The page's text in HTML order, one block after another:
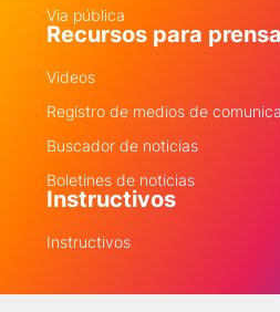
Via pública
Recursos para prensa
Videos
Registro de medios de
Buscador de noticias
Boletines de noticias
Instructivos
Instructivos